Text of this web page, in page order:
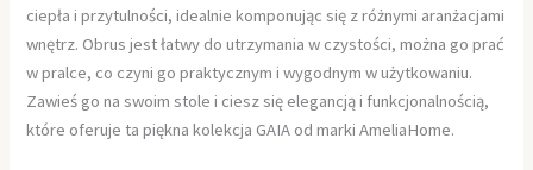
ciepła i przytulności, idealnie komponując się z różnymi aranżacjami
wnętrz. Obrus jest łatwy do utrzymania w czystości, można go prać
w pralce, co czyni go praktycznym i wygodnym w użytkowaniu.
Zawieś go na swoim stole i ciesz się elegancją i funkcjonalnością,
które oferuje ta piękna kolekcja GAIA od marki AmeliaHome.